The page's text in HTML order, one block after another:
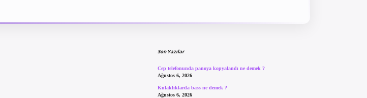
Son Yazılar
Cep telefonunda panoya kopyalandı ne demek ?
Ağustos 6, 2026
Kulaklıklarda bass ne demek ?
Ağustos 6, 2026